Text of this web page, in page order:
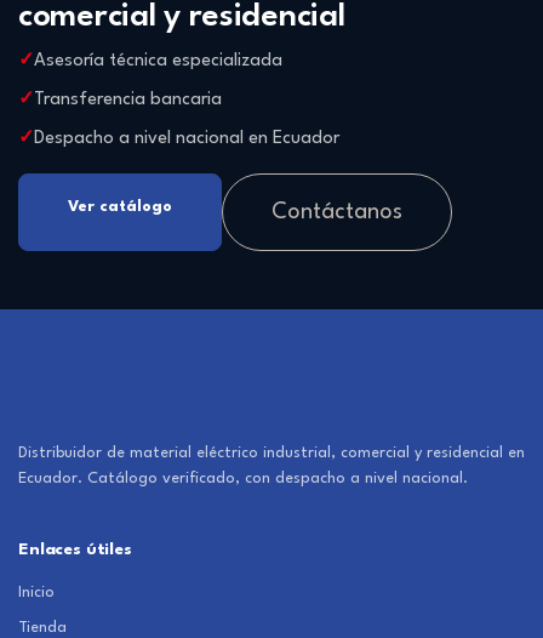
comercial y residencial
Asesoría técnica especializada
Transferencia bancaria
Despacho a nivel nacional en Ecuador
Ver catálogo Contáctanos
Distribuidor de material eléctrico industrial, comercial y residencial en
Ecuador. Catálogo verificado, con despacho a nivel nacional.
Enlaces útiles
Inicio
Tienda